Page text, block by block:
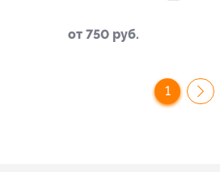
от 750 руб.
1